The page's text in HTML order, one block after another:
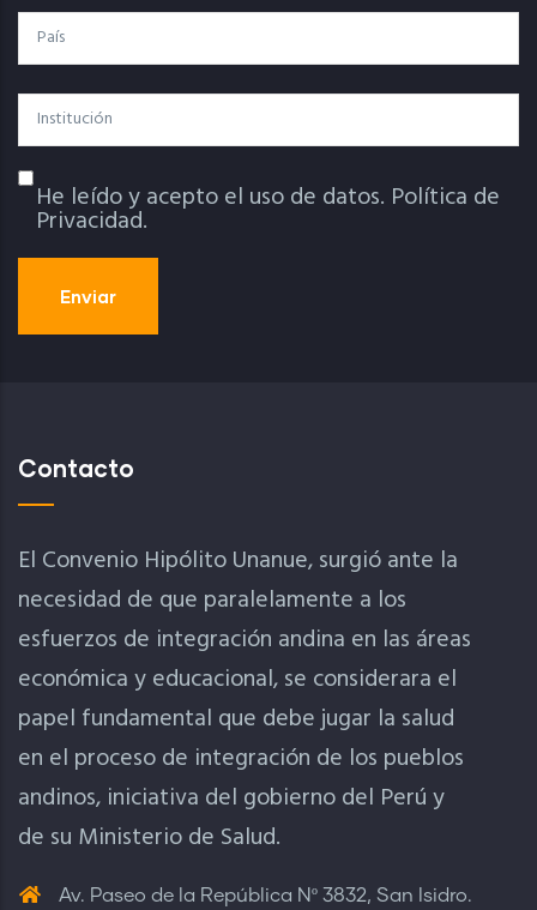
País
Institución
Política De Privacidad
He leído y acepto el uso de datos. Política de
Privacidad.
Contacto
El Convenio Hipólito Unanue, surgió ante la
necesidad de que paralelamente a los
esfuerzos de integración andina en las áreas
económica y educacional, se considerara el
papel fundamental que debe jugar la salud
en el proceso de integración de los pueblos
andinos, iniciativa del gobierno del Perú y
de su Ministerio de Salud.
Av. Paseo de la República Nº 3832, San Isidro.